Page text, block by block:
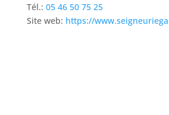
Tél.:05 46 50 75 25
Site web: https://